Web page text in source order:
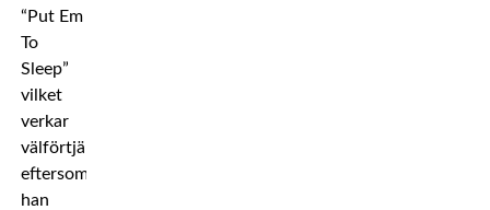
“Put Em
To
Sleep”
vilket
verkar
välförtjänt
eftersom
han